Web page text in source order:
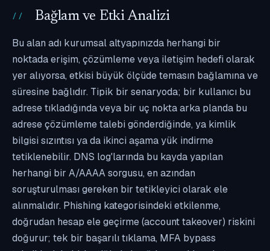
Bağlam ve Etki Analizi
Bu alan adı kurumsal altyapınızda herhangi bir
noktada erişim, çözümleme veya iletişim hedefi olarak
yer alıyorsa, etkisi büyük ölçüde temasın bağlamına ve
süresine bağlıdır. Tipik bir senaryoda; bir kullanıcı bu
adrese tıkladığında veya bir uç nokta arka planda bu
adrese çözümleme talebi gönderdiğinde, ya kimlik
bilgisi sızıntısı ya da ikinci aşama yük indirme
tetiklenebilir. DNS log'larında bu kayda yapılan
herhangi bir A/AAAA sorgusu, en azından
soruşturulması gereken bir tetikleyici olarak ele
alınmalıdır. Phishing kategorisindeki etkilenme,
doğrudan hesap ele geçirme (account takeover) riskini
doğurur; tek bir başarılı tıklama, MFA bypass